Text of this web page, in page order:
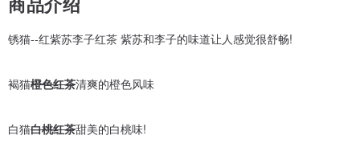
锈猫--红紫苏李子红茶 紫苏和李子的味道让人感觉很舒畅!
褐猫橙色红茶清爽的橙色风味
白猫白桃红茶甜美的白桃味!